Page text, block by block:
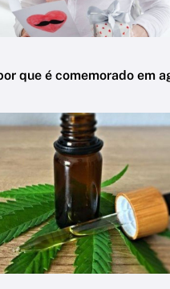
que é comemorado em